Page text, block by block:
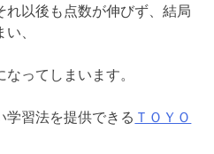
れ以後も点数が伸びず、結局
、
ってしまいます。
学習法を提供できる ＴＯＹＯ